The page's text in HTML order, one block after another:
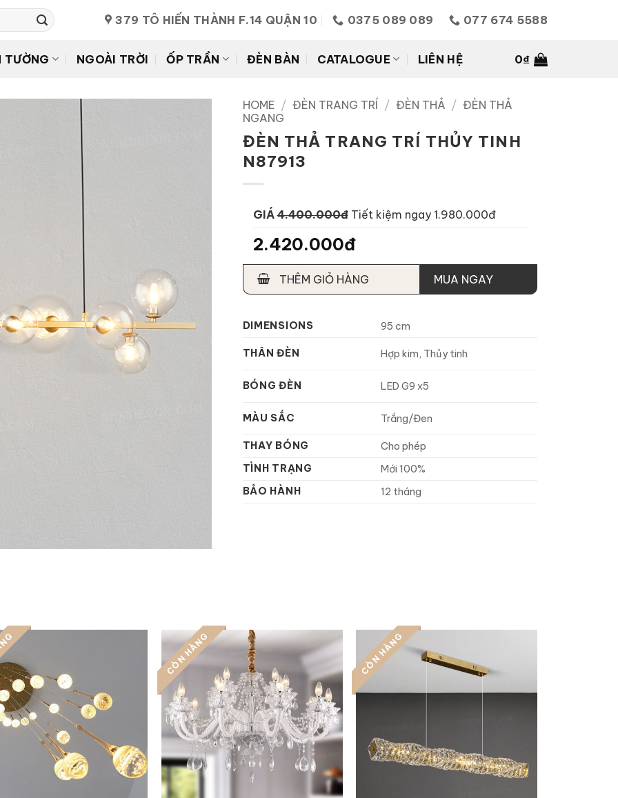
379 TÔ HIẾN THÀNH F.14 QUẬN 10 0375 089 089 077 674 5588
TƯỜNG NGOÀI TRỜI ỐP TRẦN ĐÈN BÀN CATALOGUE LIÊN HỆ 0₫
HOME / ĐÈN TRANG TRÍ / ĐÈN THẢ / ĐÈN THẢ
NGANG
ĐÈN THẢ TRANG TRÍ THỦY TINH
N87913
GIÁ4.400.000đ Tiết kiệm ngay 1.980.000đ
2.420.000đ
THÊM GIỎ HÀNG MUA NGAY
DIMENSIONS 95 cm
THÂN ĐÈN Hợp kim, Thủy tinh
BÓNG ĐÈN LED G9 x5
MÀU SẮC Trắng/Đen
THAY BÓNG
Cho phép
TÌNH TRẠNG
Mới 100%
BẢO HÀNH
12 tháng
CÒN HÀNG CÒN HÀNG